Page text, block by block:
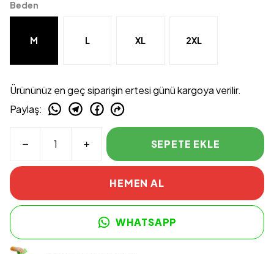
Beden
M L XL 2XL
Ürününüz en geç siparişin ertesi günü kargoya verilir.
Paylaş:
SEPETE EKLE
HEMEN AL
WHATSAPP